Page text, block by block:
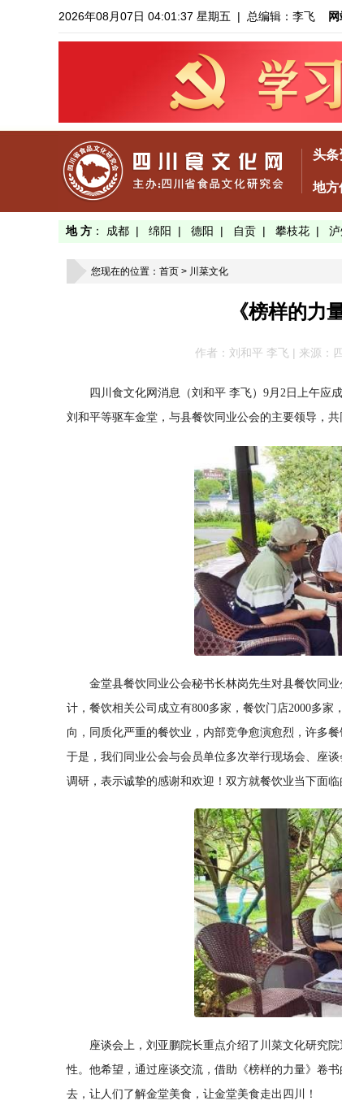
2026年08月07日 04:01:38 星期五 | 总编辑：李飞
头条
地方
地 方 ： 成都 | 绵阳 | 德阳 | 自贡 | 攀枝花 | 泸
您现在的位置： 首页 > 川菜文化
《榜样的力
作者：刘和平 李飞 | 来源：
四川食文化网消息（刘和平 李飞）9月2日上午应
刘和平等驱车金堂，与县餐饮同业公会的主要领导，
金堂县餐饮同业公会秘书长林岗先生对县餐饮同
计，餐饮相关公司成立有800多家，餐饮门店2000多
向，同质化严重的餐饮业，内部竞争愈演愈烈，许多
于是，我们同业公会与会员单位多次举行现场会、座
调研，表示诚挚的感谢和欢迎！双方就餐饮业当下面
座谈会上，刘亚鹏院长重点介绍了川菜文化研究
性。他希望，通过座谈交流，借助《榜样的力量》卷
去，让人们了解金堂美食，让金堂美食走出四川！